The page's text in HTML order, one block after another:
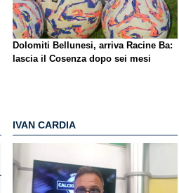
Dolomiti Bellunesi, arriva Racine Ba:
lascia il Cosenza dopo sei mesi
IVAN CARDIA